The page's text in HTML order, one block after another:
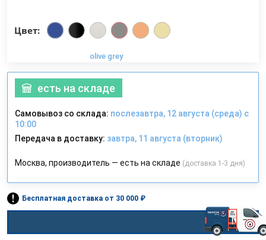
Цвет:
olive grey
есть на складе
Самовывоз со склада: послезавтра, 12 августа (среда) с
10:00
Передача в доставку: завтра, 11 августа (вторник)
Москва, производитель — есть на складе (доставка 1-3 дня)
Бесплатная доставка от 30 000 ₽